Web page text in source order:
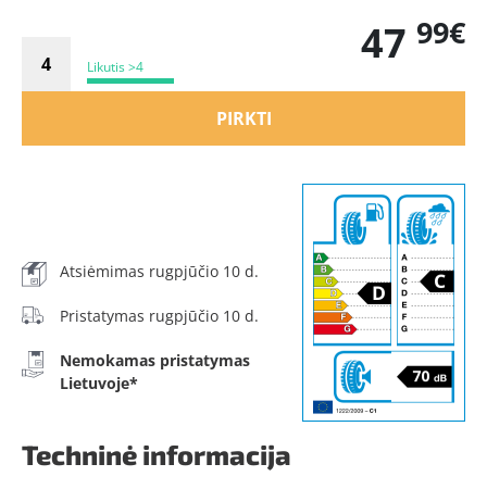
Likutis >4 47 99€
PIRKTI
Atsiėmimas rugpjūčio 10 d.
Pristatymas rugpjūčio 10 d.
Nemokamas pristatymas
Lietuvoje*
Techninė informacija